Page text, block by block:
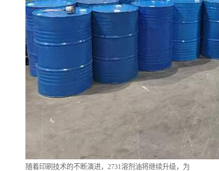
随着印刷技术的不断演进，2731溶剂油将继续升级，为